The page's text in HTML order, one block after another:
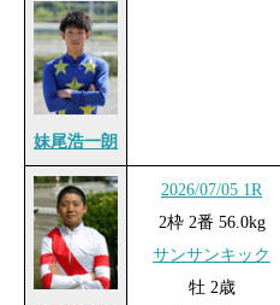
妹尾浩一朗
2026/07/05 1R
2枠 2番 56.0kg
サンサンキック
牡 2歳